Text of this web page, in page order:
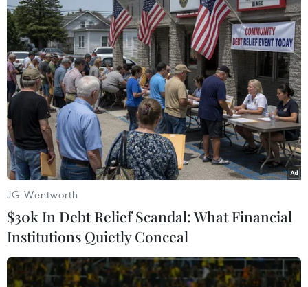
Người dân địa phương thuộc đảo Newfoundland,
Canada đang hết sức lo lắng rằng xác của con cá voi
khổng lồ có thể phát nổ bất cứ lúc nào.
JG Wentworth
$30k In Debt Relief Scandal: What Financial
Institutions Quietly Conceal